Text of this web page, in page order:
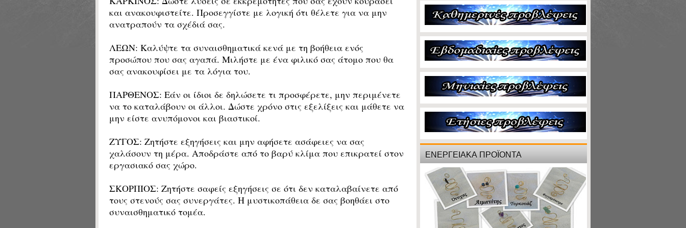
και ανακουφιστείτε. Προσεγγίστε με λογική ότι θέλετε για να μην
ανατραπούν τα σχέδιά σας.
ΛΕΩΝ: Καλύψτε τα συναισθηματικά κενά με τη βοήθεια ενός
προσώπου που σας αγαπά. Μιλήστε με ένα φιλικό σας άτομο που θα
σας ανακουφίσει με τα λόγια του.
ΠΑΡΘΕΝΟΣ: Εάν οι ίδιοι δε δηλώσετε τι προσφέρετε, μην περιμένετε
να το καταλάβουν οι άλλοι. Δώστε χρόνο στις εξελίξεις και μάθετε να
μην είστε ανυπόμονοι και βιαστικοί.
ΖΥΓΟΣ: Ζητήστε εξηγήσεις και μην αφήσετε ασάφειες να σας
χαλάσουν τη μέρα. Αποδράστε από το βαρύ κλίμα που επικρατεί στον
εργασιακό σας χώρο.
ΣΚΟΡΠΙΟΣ: Ζητήστε σαφείς εξηγήσεις σε ότι δεν καταλαβαίνετε από
τους στενούς σας συνεργάτες. Η μυστικοπάθεια δε σας βοηθάει στο
συναισθηματικό τομέα.
ΕΝΕΡΓΕΙΑΚΑ ΠΡΟΪΟΝΤΑ